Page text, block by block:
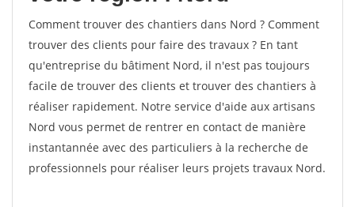
Comment trouver des chantiers dans Nord ? Comment
trouver des clients pour faire des travaux ? En tant
qu'entreprise du bâtiment Nord, il n'est pas toujours
facile de trouver des clients et trouver des chantiers à
réaliser rapidement. Notre service d'aide aux artisans
Nord vous permet de rentrer en contact de manière
instantannée avec des particuliers à la recherche de
professionnels pour réaliser leurs projets travaux Nord.